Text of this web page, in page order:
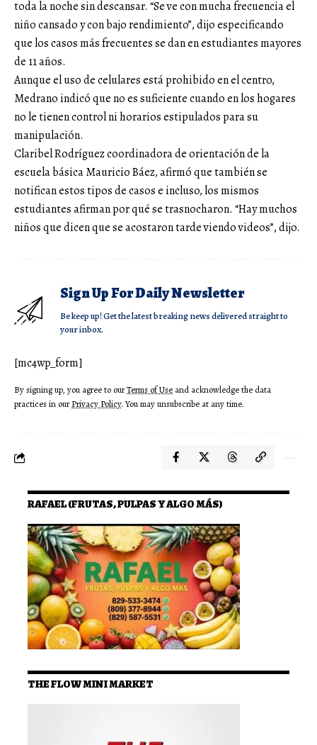
toda la noche sin descansar. “Se ve con mucha frecuencia el
niño cansado y con bajo rendimiento”, dijo especificando
que los casos más frecuentes se dan en estudiantes mayores
de 11 años.
Aunque el uso de celulares está prohibido en el centro,
Medrano indicó que no es suficiente cuando en los hogares
no le tienen control ni horarios estipulados para su
manipulación.
Claribel Rodríguez coordinadora de orientación de la
escuela básica Mauricio Báez, afirmó que también se
notifican estos tipos de casos e incluso, los mismos
estudiantes afirman por qué se trasnocharon. “Hay muchos
niños que dicen que se acostaron tarde viendo videos”, dijo.
Sign Up For Daily Newsletter
Be keep up! Get the latest breaking news delivered straight to
your inbox.
[mc4wp_form]
By signing up, you agree to ourTerms of Use and acknowledge the data
practices in ourPrivacy Policy. You may unsubscribe at any time.
RAFAEL (FRUTAS, PULPAS Y ALGO MÁS)
THE FLOW MINI MARKET